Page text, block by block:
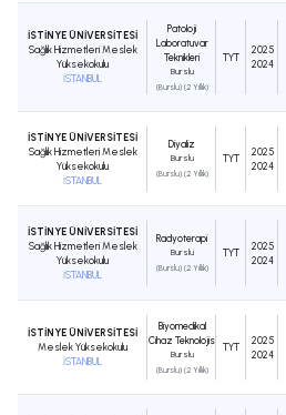
İSTİNYE ÜNİVERSİTESİ
Sağlık Hizmetleri Meslek
Yüksekokulu
İSTANBUL
Patoloji
Laboratuvar
Teknikleri
Burslu
(Burslu) (2 Yıllık)
TYT
2025
2024
İSTİNYE ÜNİVERSİTESİ
Sağlık Hizmetleri Meslek
Yüksekokulu
İSTANBUL
Diyaliz
Burslu
(Burslu) (2 Yıllık)
TYT
2025
2024
İSTİNYE ÜNİVERSİTESİ
Sağlık Hizmetleri Meslek
Yüksekokulu
İSTANBUL
Radyoterapi
Burslu
(Burslu) (2 Yıllık)
TYT
2025
2024
İSTİNYE ÜNİVERSİTESİ
Meslek Yüksekokulu
İSTANBUL
Biyomedikal
Cihaz Teknolojisi
Burslu
(Burslu) (2 Yıllık)
TYT
2025
2024